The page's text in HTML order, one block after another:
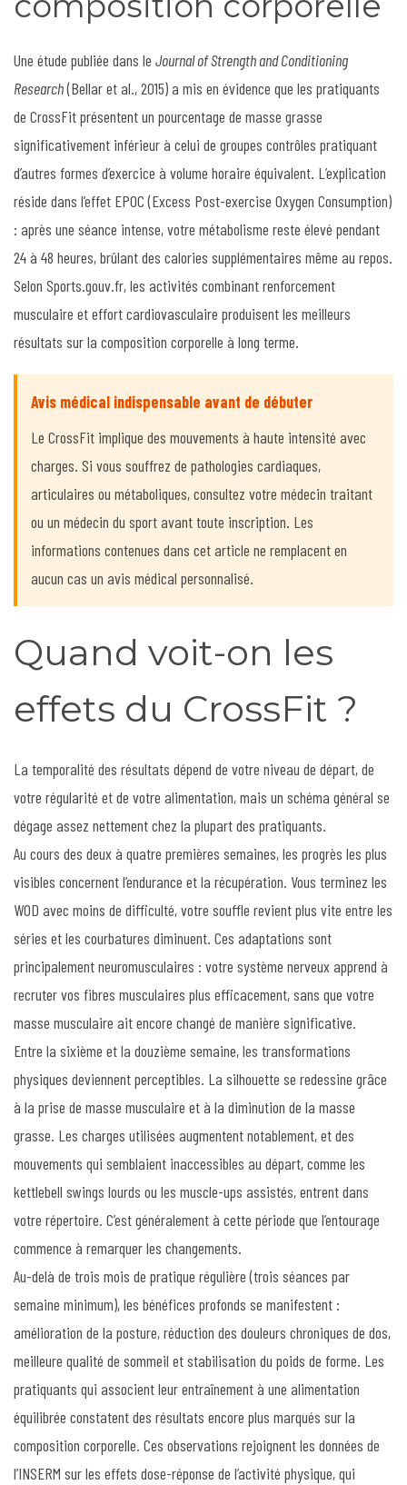
Une étude publiée dans le Journal of Strength and Conditioning
Research(Bellar et al., 2015) a mis en évidence que les pratiquants
de CrossFit présentent un pourcentage de masse grasse
significativement inférieur à celui de groupes contrôles pratiquant
d’autres formes d’exercice à volume horaire équivalent. L’explication
réside dans l’effet EPOC (Excess Post-exercise Oxygen Consumption)
: après une séance intense, votre métabolisme reste élevé pendant
24 à 48 heures, brûlant des calories supplémentaires même au repos.
Selon Sports.gouv.fr, les activités combinant renforcement
musculaire et effort cardiovasculaire produisent les meilleurs
résultats sur la composition corporelle à long terme.
Avis médical indispensable avant de débuter
Le CrossFit implique des mouvements à haute intensité avec
charges. Si vous souffrez de pathologies cardiaques,
articulaires ou métaboliques, consultez votre médecin traitant
ou un médecin du sport avant toute inscription. Les
informations contenues dans cet article ne remplacent en
aucun cas un avis médical personnalisé.
Quand voit-on les
effets du CrossFit ?
La temporalité des résultats dépend de votre niveau de départ, de
votre régularité et de votre alimentation, mais un schéma général se
dégage assez nettement chez la plupart des pratiquants.
Au cours des deux à quatre premières semaines, les progrès les plus
visibles concernent l’endurance et la récupération. Vous terminez les
WOD avec moins de difficulté, votre souffle revient plus vite entre les
séries et les courbatures diminuent. Ces adaptations sont
principalement neuromusculaires : votre système nerveux apprend à
recruter vos fibres musculaires plus efficacement, sans que votre
masse musculaire ait encore changé de manière significative.
Entre la sixième et la douzième semaine, les transformations
physiques deviennent perceptibles. La silhouette se redessine grâce
à la prise de masse musculaire et à la diminution de la masse
grasse. Les charges utilisées augmentent notablement, et des
mouvements qui semblaient inaccessibles au départ, comme les
kettlebell swings lourds ou les muscle-ups assistés, entrent dans
votre répertoire. C’est généralement à cette période que l’entourage
commence à remarquer les changements.
Au-delà de trois mois de pratique régulière (trois séances par
semaine minimum), les bénéfices profonds se manifestent :
amélioration de la posture, réduction des douleurs chroniques de dos,
meilleure qualité de sommeil et stabilisation du poids de forme. Les
pratiquants qui associent leur entraînement à une alimentation
équilibrée constatent des résultats encore plus marqués sur la
composition corporelle. Ces observations rejoignent les données de
l’INSERM sur les effets dose-réponse de l’activité physique, qui